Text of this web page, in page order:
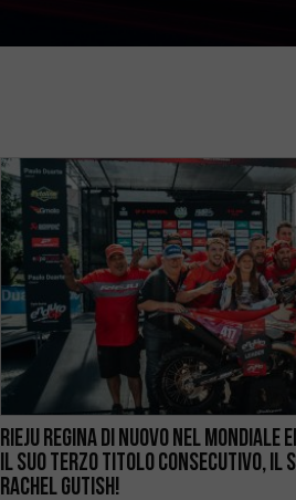
RIEJU REGINA DI NUOVO NEL MONDIALE
IL SUO TERZO TITOLO CONSECUTIVO, IL
RACHEL GUTISH!